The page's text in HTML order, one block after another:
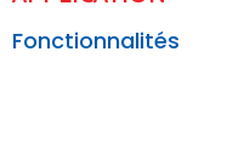
Fonctionnalités